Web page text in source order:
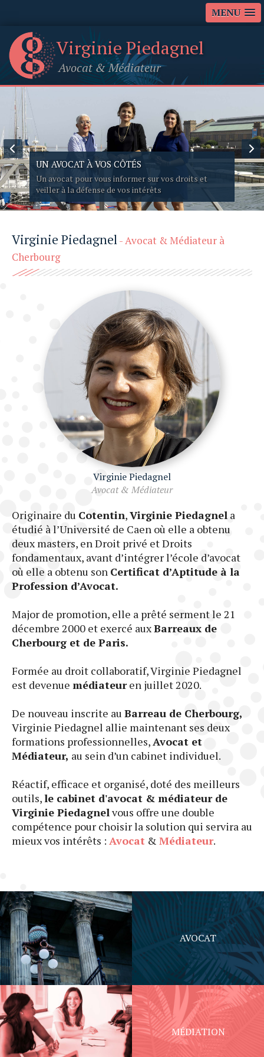
MENU
Virginie Piedagnel
Avocat &Médiateur
UN AVOCAT À VOS CÔTÉS
Un avocat pour vous informer sur vos droits et
veiller à la défense de vos intérêts
Virginie Piedagnel- Avocat & Médiateur à
Cherbourg
Virginie Piedagnel
Avocat & Médiateur
Originaire du Cotentin,Virginie Piedagnel a
étudié à l’Université de Caen où elle a obtenu
deux masters, en Droit privé et Droits
fondamentaux, avant d’intégrer l’école d’avocat
où elle a obtenu son Certificat d’Aptitude à la
Profession d’Avocat.
Major de promotion, elle a prêté serment le 21
décembre 2000 et exercé auxBarreaux de
Cherbourg et de Paris.
Formée au droit collaboratif, Virginie Piedagnel
est devenue médiateuren juillet 2020.
De nouveau inscrite au Barreau de Cherbourg,
Virginie Piedagnel allie maintenant ses deux
formations professionnelles,Avocat et
Médiateur, au sein d’un cabinet individuel.
Réactif, efficace et organisé, doté des meilleurs
outils,le cabinet d'avocat & médiateur de
Virginie Piedagnelvous offre une double
compétence pour choisir la solution qui servira au
mieux vos intérêts : Avocat & Médiateur.
AVOCAT
MÉDIATION